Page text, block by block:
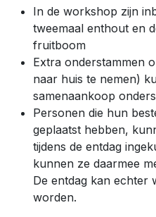
In de workshop zijn
tweemaal enthout en
fruitboom
Extra onderstammen
naar huis te nemen)
samenaankoop
Personen die hun
geplaatst hebben,
tijdens de entdag
kunnen ze daarmee
De entdag kan echter
worden.